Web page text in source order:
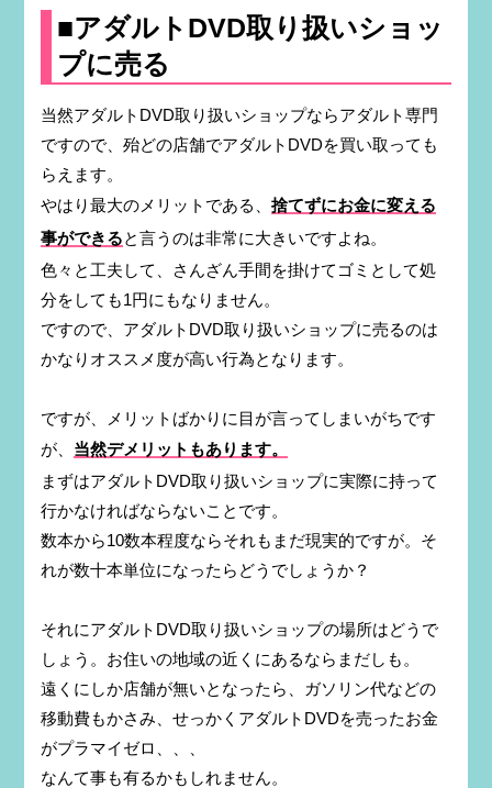
■アダルトDVD取り扱いショッ
プに売る
当然アダルトDVD取り扱いショップならアダルト専門
ですので、殆どの店舗でアダルトDVDを買い取っても
らえます。
やはり最大のメリットである、捨てずにお金に変える
事ができると言うのは非常に大きいですよね。
色々と工夫して、さんざん手間を掛けてゴミとして処
分をしても1円にもなりません。
ですので、アダルトDVD取り扱いショップに売るのは
かなりオススメ度が高い行為となります。
ですが、メリットばかりに目が言ってしまいがちです
が、 当然デメリットもあります。
まずはアダルトDVD取り扱いショップに実際に持って
行かなければならないことです。
数本から10数本程度ならそれもまだ現実的ですが。そ
れが数十本単位になったらどうでしょうか？
それにアダルトDVD取り扱いショップの場所はどうで
しょう。お住いの地域の近くにあるならまだしも。
遠くにしか店舗が無いとなったら、ガソリン代などの
移動費もかさみ、せっかくアダルトDVDを売ったお金
がプラマイゼロ、、、
なんて事も有るかもしれません。